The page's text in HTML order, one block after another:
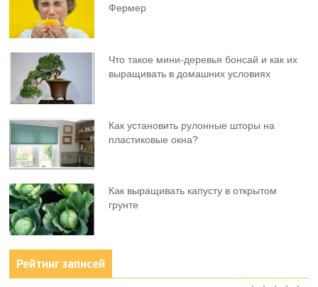
Фермер
Что такое мини-деревья бонсай и как их
выращивать в домашних условиях
Как установить рулонные шторы на
пластиковые окна?
Как выращивать капусту в открытом
грунте
Рейтинг записей